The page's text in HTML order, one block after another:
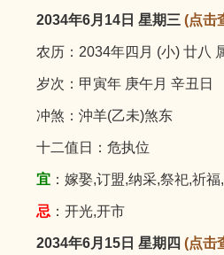
2034年6月14日 星期三 (点击
农历：2034年四月 (小) 廿八
岁次：甲寅年 庚午月 辛丑日
冲煞：沖羊(乙未)煞东
十二值日：危执位
宜：嫁娶,订盟,纳采,祭祀,祈
忌 ：开光,开市
2034年6月15日 星期四 (点击